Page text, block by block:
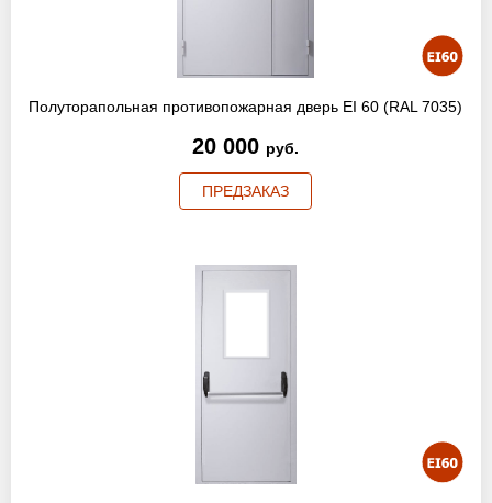
Полуторапольная противопожарная дверь EI 60 (RAL 7035)
20 000 руб.
ПРЕДЗАКАЗ